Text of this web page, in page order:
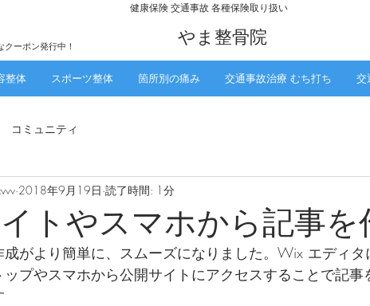
クーポン発行中！
​健康保険 交通事故 各種保険取り扱い
​やま整骨院
整体 スポーツ整体 箇所別の痛み 交通事故治療 むち打ち 交
コミュニティ
トやスマホから記事を
2018年9月19日 読了時間: 1分
がより簡単に、スムーズになりました。Wix エディタ
プやスマホから公開サイトにアクセスすることで記事